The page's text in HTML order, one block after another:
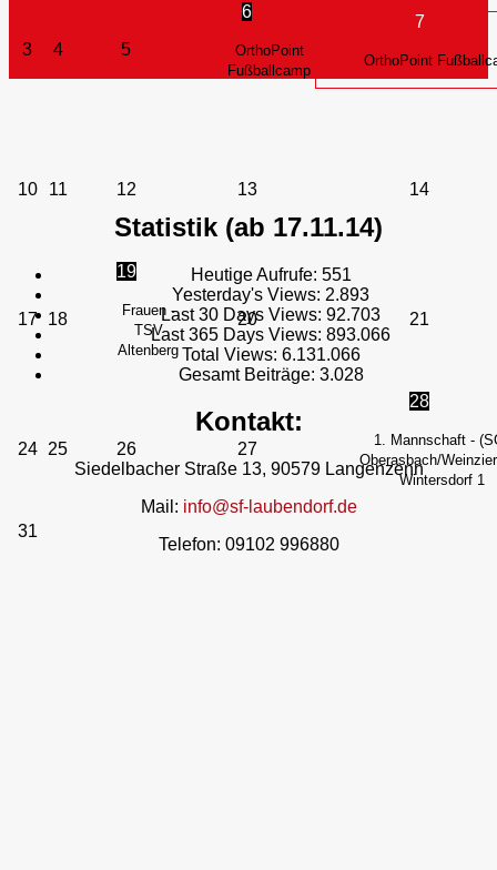
3 4 5
6
OrthoPoint
Fußballcamp
7
OrthoPoint
10 11 12 13 14
17 18
19
Frauen -
TSV
Altenberg
20 21
24 25 26 27
28
1. Mannschaft -
Oberasbach/
Wintersdorf 1
31
Statistik (ab 17.11.14)
Heutige Aufrufe: 551
Yesterday's Views: 2.893
Last 30 Days Views: 92.703
Last 365 Days Views: 893.066
Total Views: 6.131.066
Gesamt Beiträge: 3.028
Kontakt:
Siedelbacher Straße 13, 90579 Langenzenn
Mail: info@sf-laubendorf.de
Telefon: 09102 996880